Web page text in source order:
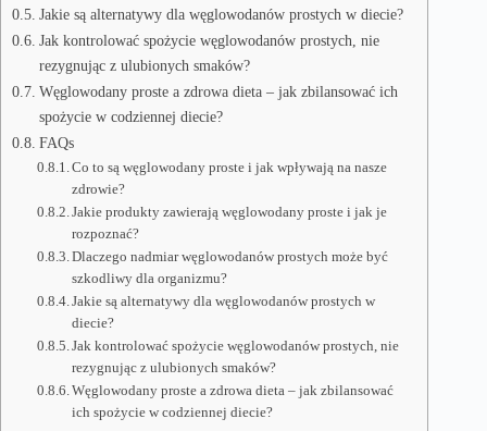
Jakie są alternatywy dla węglowodanów prostych w diecie?
Jak kontrolować spożycie węglowodanów prostych, nie
rezygnując z ulubionych smaków?
Węglowodany proste a zdrowa dieta – jak zbilansować ich
spożycie w codziennej diecie?
FAQs
Co to są węglowodany proste i jak wpływają na nasze
zdrowie?
Jakie produkty zawierają węglowodany proste i jak je
rozpoznać?
Dlaczego nadmiar węglowodanów prostych może być
szkodliwy dla organizmu?
Jakie są alternatywy dla węglowodanów prostych w
diecie?
Jak kontrolować spożycie węglowodanów prostych, nie
rezygnując z ulubionych smaków?
Węglowodany proste a zdrowa dieta – jak zbilansować
ich spożycie w codziennej diecie?